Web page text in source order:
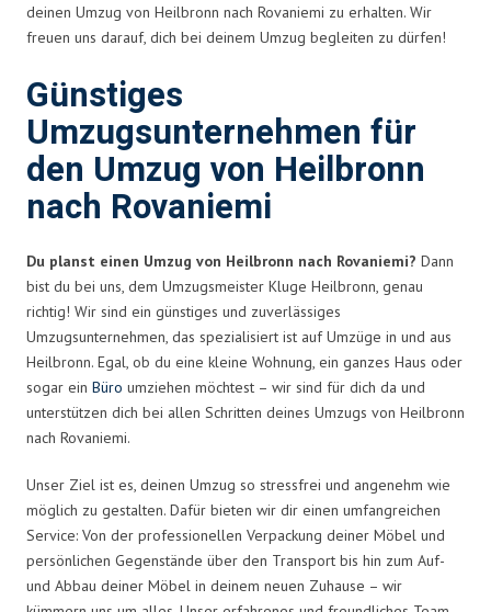
deinen Umzug von Heilbronn nach Rovaniemi zu erhalten. Wir
freuen uns darauf, dich bei deinem Umzug begleiten zu dürfen!
Günstiges
Umzugsunternehmen für
den Umzug von Heilbronn
nach Rovaniemi
Du planst einen Umzug von Heilbronn nach Rovaniemi? Dann
bist du bei uns, dem Umzugsmeister Kluge Heilbronn, genau
richtig! Wir sind ein günstiges und zuverlässiges
Umzugsunternehmen, das spezialisiert ist auf Umzüge in und aus
Heilbronn. Egal, ob du eine kleine Wohnung, ein ganzes Haus oder
sogar ein Büro umziehen möchtest – wir sind für dich da und
unterstützen dich bei allen Schritten deines Umzugs von Heilbronn
nach Rovaniemi.
Unser Ziel ist es, deinen Umzug so stressfrei und angenehm wie
möglich zu gestalten. Dafür bieten wir dir einen umfangreichen
Service: Von der professionellen Verpackung deiner Möbel und
persönlichen Gegenstände über den Transport bis hin zum Auf-
und Abbau deiner Möbel in deinem neuen Zuhause – wir